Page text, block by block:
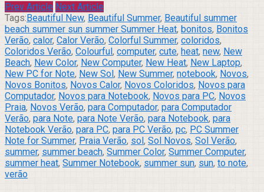
Prev Article Next Article
Tags:Beautiful New, Beautiful Summer, Beautiful summer
beach summer sun summer Summer Heat, bonitos, Bonitos
Verão, calor, Calor Verão, Colorful Summer, coloridos,
Coloridos Verão, Colourful, computer, cute, heat, new, New
Beach, New Color, New Computer, New Heat, New Laptop,
New PC for Note, New Sol, New Summer, notebook, Novos,
Novos Bonitos, Novos Calor, Novos Coloridos, Novos para
Computador, Novos para Notebook, Novos para PC, Novos
Praia, Novos Verão, para Computador, para Computador
Verão, para Note, para Note Verão, para Notebook, para
Notebook Verão, para PC, para PC Verão, pc, PC Summer
Note for Summer, Praia Verão, sol, Sol Novos, Sol Verão,
summer, summer beach, Summer Color, Summer Computer,
summer heat, Summer Notebook, summer sun, sun, to note,
verão